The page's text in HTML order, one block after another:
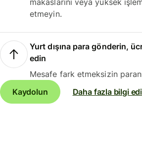
makaslarını veya yüksek
etmeyin.
Yurt dışına para gönderin,
edin
Mesafe fark etmeksizin
Kaydolun
Daha fazla bilgi